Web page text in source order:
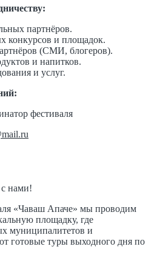
партнёров.
конкурсов и площадок.
(СМИ, блогеров).
и напитков.
и услуг.
фестиваля
нами!
«Чаваш Апаче» мы проводим
площадку, где
муниципалитетов и
готовые туры выходного дня по